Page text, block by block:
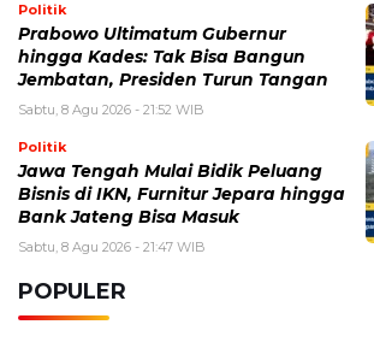
Politik
Prabowo Ultimatum Gubernur
hingga Kades: Tak Bisa Bangun
Jembatan, Presiden Turun Tangan
Sabtu, 8 Agu 2026 - 21:52 WIB
Politik
Jawa Tengah Mulai Bidik Peluang
Bisnis di IKN, Furnitur Jepara hingga
Bank Jateng Bisa Masuk
Sabtu, 8 Agu 2026 - 21:47 WIB
POPULER